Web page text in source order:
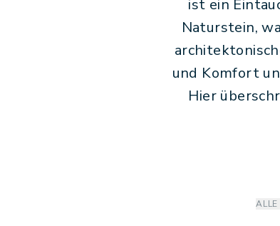
ist ein
Naturstein,
und Komfort
Hier
ALLE